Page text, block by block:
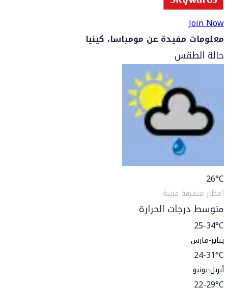
Join Now
معلومات مفيدة عن مومباسا، كينيا
حالة الطقس
26°C
أمطار متفرقة قريبة
متوسط درجات الحرارة
25-34°C
يناير-مارس
24-31°C
أبريل-يونيو
22-29°C